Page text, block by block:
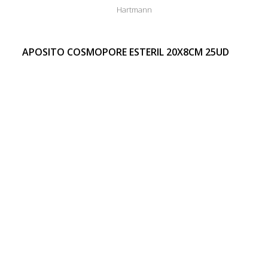
Hartmann
APOSITO COSMOPORE ESTERIL 20X8CM 25UD